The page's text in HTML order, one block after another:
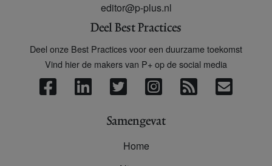
editor@p-plus.nl
Deel Best Practices
Deel onze Best Practices voor een duurzame toekomst
Vind hier de makers van P+ op de social media
Samengevat
Home